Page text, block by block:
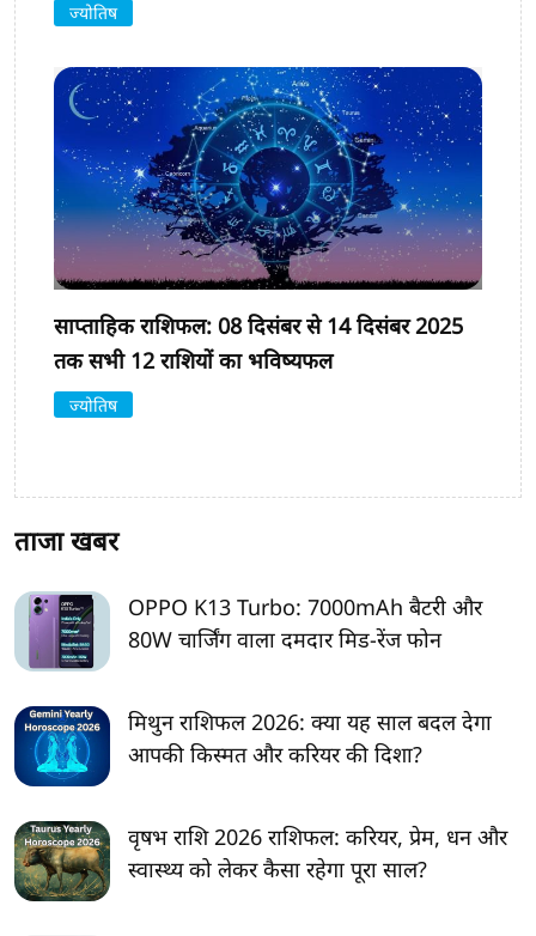
ज्योतिष
साप्ताहिक राशिफल: 08 दिसंबर से 14 दिसंबर 2025
तक सभी 12 राशियों का भविष्यफल
ज्योतिष
ताजा खबर
OPPO K13 Turbo: 7000mAh बैटरी और
80W चार्जिंग वाला दमदार मिड-रेंज फोन
मिथुन राशिफल 2026: क्या यह साल बदल देगा
आपकी किस्मत और करियर की दिशा?
वृषभ राशि 2026 राशिफल: करियर, प्रेम, धन और
स्वास्थ्य को लेकर कैसा रहेगा पूरा साल?